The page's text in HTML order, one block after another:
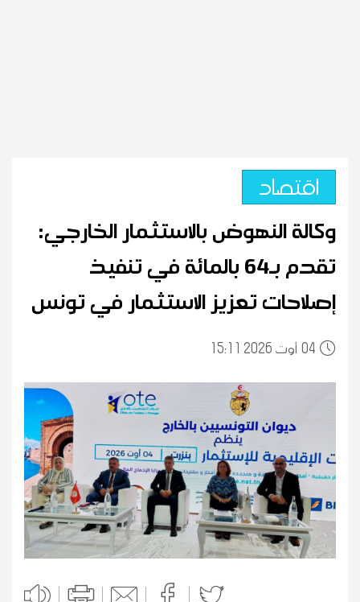
اقتصاد
وكالة النهوض بالاستثمار الخارجي:
تقدم بـ64 بالمائة في تنفيذ
إصلاحات تعزيز الاستثمار في تونس
0415:11 2026 أوت